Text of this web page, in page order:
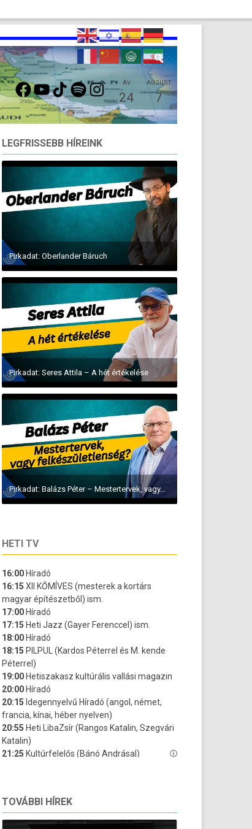
FACEBOOKYOUTUBETIKTOKSPOTIFYINSTAGRAMÁV
24
AUGUST
7
LEGFRISSEBB HÍREINK
Pirkadat: Oberlander Báruch
Pirkadat: Seres Attila – A hét értékelése
Pirkadat: Balázs Péter – Mestertervek, vagy...
HETI TV
TOVÁBBI HÍREK